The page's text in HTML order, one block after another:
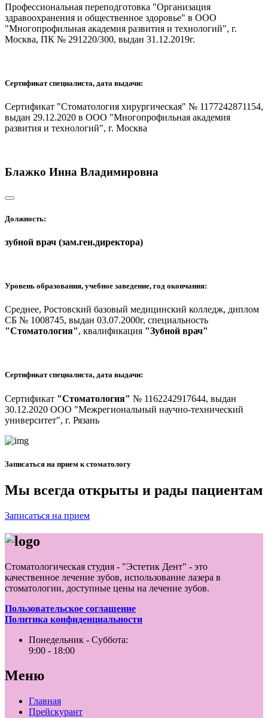
Профессиональная переподготовка "Организация
здравоохранения и общественное здоровье" в ООО
"Многопрофильная академия развития и технологий", г.
Москва, ПК № 291220/300, выдан 31.12.2019г.
Сертификат специалиста, дата выдачи:
Сертификат "Стоматология хирургическая" № 1177242871154,
выдан 29.12.2020 в ООО "Многопрофильная академия
развития и технологий", г. Москва
Блажко Инна Владимировна
Должность:
зубной врач (зам.ген.директора)
Уровень образования, учебное заведение, год окончания:
Среднее, Ростовский базовый медицинский колледж, диплом
СБ № 1008745, выдан 03.07.2000г, специальность
"Стоматология", квалификация "Зубной врач"
Сертификат специалиста, дата выдачи:
Сертификат "Стоматология" № 1162242917644, выдан
30.12.2020 ООО "Межрегиональный научно-технический
университет", г. Рязань
Записаться на прием к стоматологу
Мы всегда открыты и рады пациентам
Записаться на прием
Стоматологическая студия - "Эстетик Дент" - это
качественное лечение зубов, использование лазера в
стоматологии, доступные цены на лечение зубов.
Пользовательское соглашение
Политика конфиденциальности
Понедельник - Суббота:
9:00 - 18:00
Меню
Главная
Прейскурант